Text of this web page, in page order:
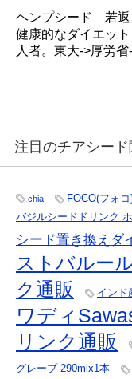
ヘンプシード 若返
健康的なダイエッ
人者。東大->厚労
注目のチアシー
chia FOCO(フォ
バジルシードドリンク
シード置き換えダ
ストバルー
ク通販
インド
ワディ
リンク通販
グレープ 290mlx1本